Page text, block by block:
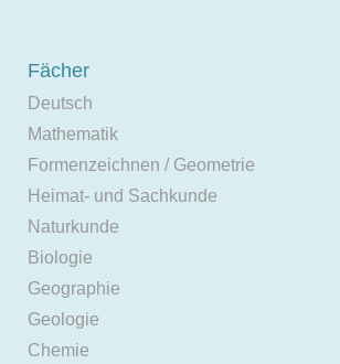
Fächer
Deutsch
Mathematik
Formenzeichnen / Geometrie
Heimat- und Sachkunde
Naturkunde
Biologie
Geographie
Geologie
Chemie